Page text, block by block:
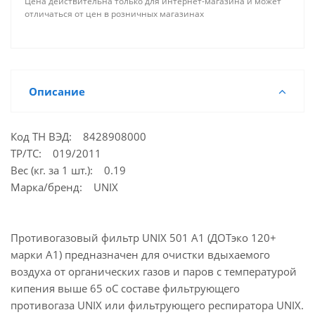
В комплекте 2 шт
веществ не более 50 ПДК при температуре
аэрозолей фильтр комплектуется съемными
противоаэрозольными фильтрами UNIX классов
Р1, Р2, Р3 и держателями.
UNIX 5000
UNIX 5100
UNIX 6100
отличаться от цен в розничных магазинах
Описание
Код ТН ВЭД: 8428908000
ТР/ТС: 019/2011
Вес (кг. за 1 шт.): 0.19
Марка/бренд: UNIX
Противогазовый фильтр UNIX 501 A1 (ДОТэко 120+
марки А1) предназначен для очистки вдыхаемого
воздуха от органических газов и паров с температурой
кипения выше 65 оС составе фильтрующего
противогаза UNIX или фильтрующего респиратора UNIX.